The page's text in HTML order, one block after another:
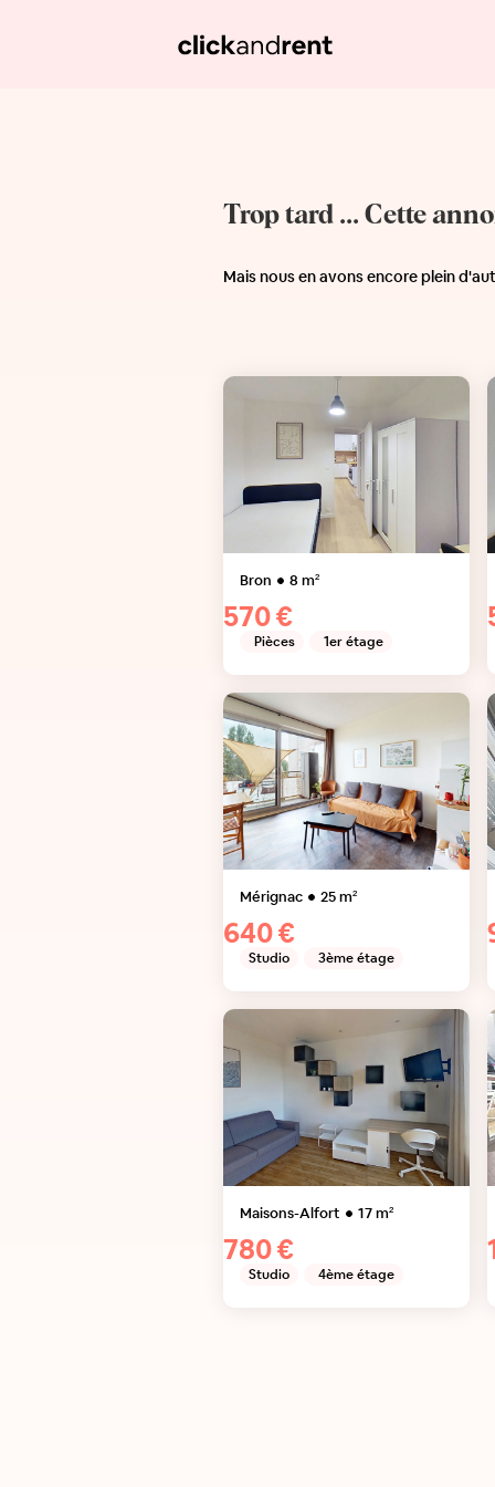
Trop tard ... Cette
Mais nous en avons encore plein
Bron 8 m²
570 €
Pièces 1er étage
Mérignac 25m²
640 €
Studio 3ème étage
Maisons-Alfort 17m²
780 €
Studio 4ème étage